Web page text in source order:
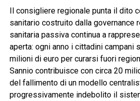
Il consigliere regionale punta il dito
sanitario costruito dalla governance
sanitaria passiva continua a
aperta: ogni anno i cittadini campani
milioni di euro per curarsi fuori
Sannio contribuisce con circa 20
del fallimento di un modello
progressivamente indebolito il